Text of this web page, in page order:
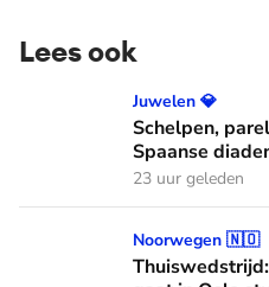
Lees ook
Schelpen, parels en
Juwelen 💎
Schelpen,
Spaanse
23 uur geleden
Thuiswedstrijd: prinses
Noorwegen 🇳🇴